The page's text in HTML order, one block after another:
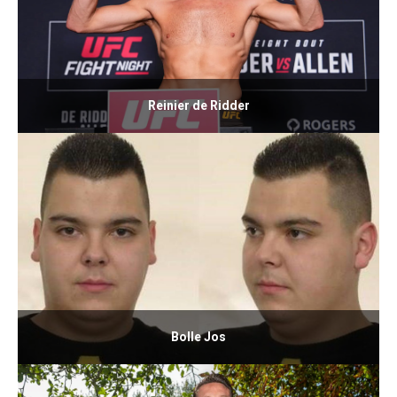
Reinier de Ridder
Bolle Jos